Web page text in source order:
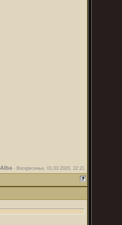
Alba - Воскресенье, 01.03.2020, 22:21